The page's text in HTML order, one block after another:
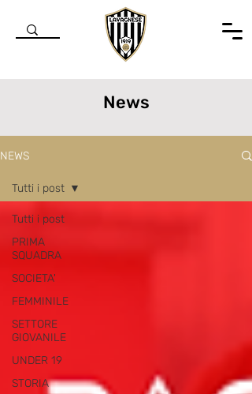
News
NEWS
Tutti i post
PRIMA
SQUADRA
SOCIETA'
FEMMINILE
SETTORE
GIOVANILE
UNDER 19
STORIA
Tutti i post